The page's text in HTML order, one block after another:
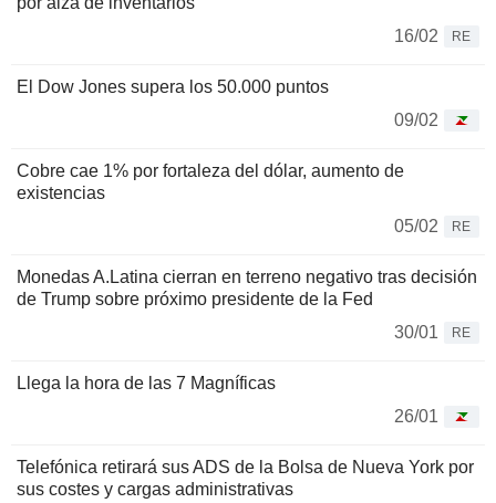
16/02
RE
El Dow Jones supera los 50.000 puntos
09/02
Cobre cae 1% por fortaleza del dólar, aumento de
existencias
05/02
RE
Monedas A.Latina cierran en terreno negativo tras decisión
de Trump sobre próximo presidente de la Fed
30/01
RE
Llega la hora de las 7 Magníficas
26/01
Telefónica retirará sus ADS de la Bolsa de Nueva York por
sus costes y cargas administrativas